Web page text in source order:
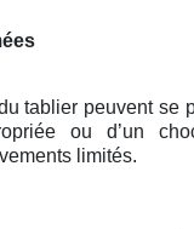
tablier peuvent se
ou d’un
limités.